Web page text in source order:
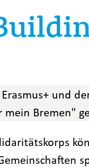
und
Bremen"